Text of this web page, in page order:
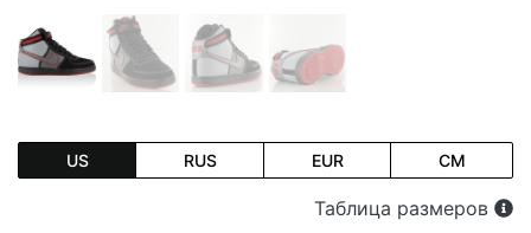
US RUS EUR CM
Таблица размеров